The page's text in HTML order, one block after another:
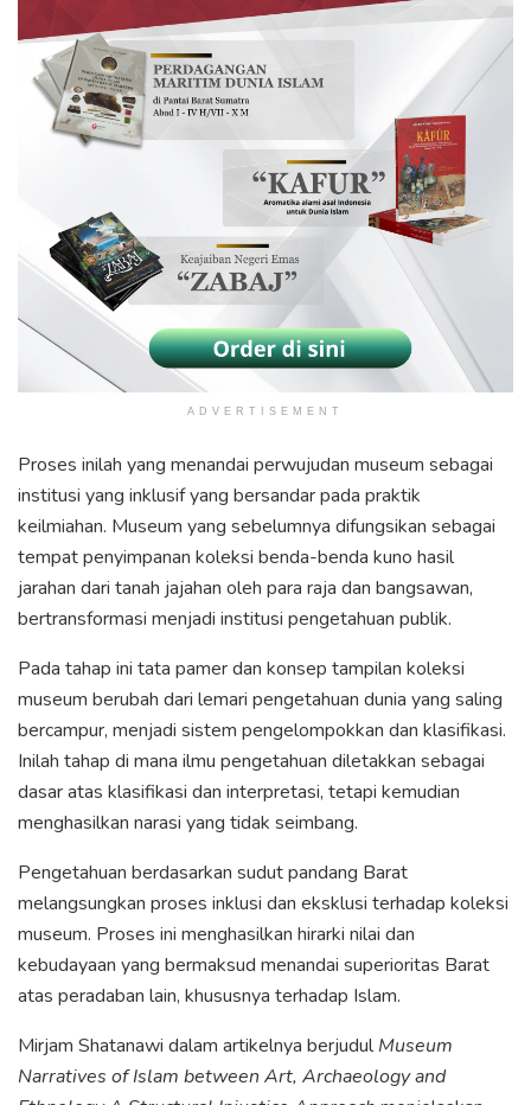
ADVERTISEMENT
Proses inilah yang menandai perwujudan museum sebagai
institusi yang inklusif yang bersandar pada praktik
keilmiahan. Museum yang sebelumnya difungsikan sebagai
tempat penyimpanan koleksi benda-benda kuno hasil
jarahan dari tanah jajahan oleh para raja dan bangsawan,
bertransformasi menjadi institusi pengetahuan publik.
Pada tahap ini tata pamer dan konsep tampilan koleksi
museum berubah dari lemari pengetahuan dunia yang saling
bercampur, menjadi sistem pengelompokkan dan klasifikasi.
Inilah tahap di mana ilmu pengetahuan diletakkan sebagai
dasar atas klasifikasi dan interpretasi, tetapi kemudian
menghasilkan narasi yang tidak seimbang.
Pengetahuan berdasarkan sudut pandang Barat
melangsungkan proses inklusi dan eksklusi terhadap koleksi
museum. Proses ini menghasilkan hirarki nilai dan
kebudayaan yang bermaksud menandai superioritas Barat
atas peradaban lain, khususnya terhadap Islam.
Mirjam Shatanawi dalam artikelnya berjudulMuseum
Narratives of Islam between Art, Archaeology and